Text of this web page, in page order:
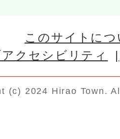
このサイトに
クセシビリティ
(c) 2024 Hirao Town.